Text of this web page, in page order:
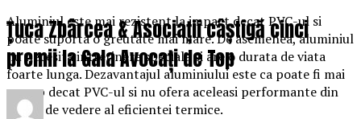
Aluminiul este mai rezistent la impact decat PVC-ul si
poate suporta o greutate mai mare. De asemenea, aluminiul
nu necesita intretinere speciala si are o durata de viata
foarte lunga. Dezavantajul aluminiului este ca poate fi mai
scump decat PVC-ul si nu ofera aceleasi performante din
punct de vedere al eficientei termice.
Țuca Zbârcea & Asociații câștigă cinci
premii la Gala Avocați de Top